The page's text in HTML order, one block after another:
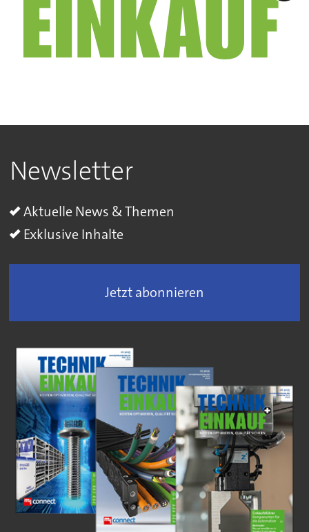
Newsletter
Aktuelle News & Themen
Exklusive Inhalte
Jetzt abonnieren